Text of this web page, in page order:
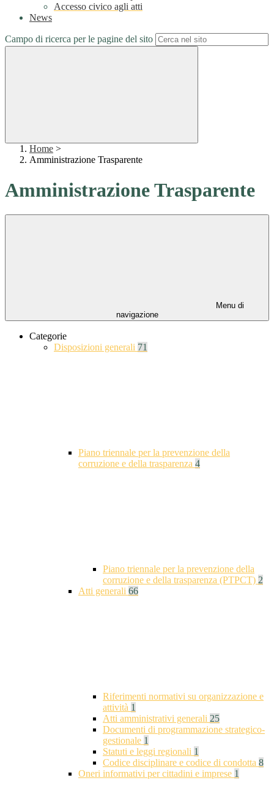
Accesso civico agli atti
News
Campo di ricerca per le pagine del sito
Home >
Amministrazione Trasparente
Amministrazione Trasparente
Menu di
navigazione
Categorie
Disposizioni generali 71
Piano triennale per la prevenzione della
corruzione e della trasparenza 4
Piano triennale per la prevenzione della
corruzione e della trasparenza (PTPCT) 2
Atti generali 66
Riferimenti normativi su organizzazione e
attività 1
Atti amministrativi generali 25
Documenti di programmazione strategico-
gestionale 1
Statuti e leggi regionali 1
Codice disciplinare e codice di condotta 8
Oneri informativi per cittadini e imprese 1